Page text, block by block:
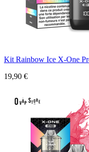
Kit Rainbow Ice X-One
19,90 €